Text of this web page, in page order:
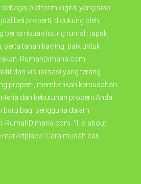
platform digital yang siap
beli properti, didukung oleh
berisi ribuan listing rumah tapak,
serta tanah kavling, baik untuk
RumahDimana.com
dan visualisasi yang terang
properti, memberikan kemudahan
dan kebutuhan properti Anda.
baru bagi pengguna dalam
RumahDimana.com. 'It is about
marketplace.' Cara mudah cari